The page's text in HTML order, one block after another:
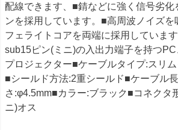
配線できます、■錆などに強く信号劣化
ンを採用しています。■高周波ノイズを
フェライトコアを両端に採用していま
sub15ピン(ミニ)の入出力端子を持つ
プロジェクター■ケーブルタイプ:スリム
■シールド方法:2重シールド■ケーブル
さ:φ4.5mm■カラー:ブラック■コネクタ
ニ)オス